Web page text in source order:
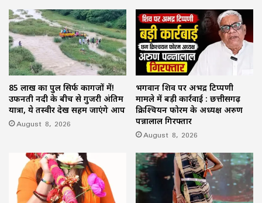
85 लाख का पुल सिर्फ कागजों में!
उफनती नदी के बीच से गुजरी अंतिम
यात्रा, ये तस्वीर देख सहम जाएंगे आप
August 8, 2026
भगवान शिव पर अभद्र टिप्पणी
मामले में बड़ी कार्रवाई : छत्तीसगढ़
क्रिश्चियन फोरम के अध्यक्ष अरुण
पन्नालाल गिरफ्तार
August 8, 2026